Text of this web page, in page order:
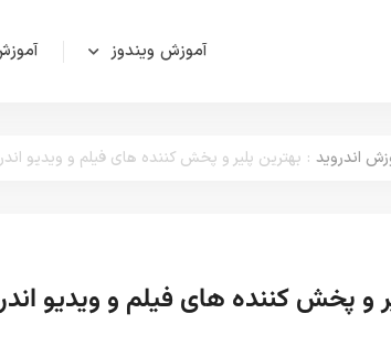
آموزش ویندوز
اندروید : بهترین پلیر و پخش کننده های فیلم و ویدیو اندروید 2024 معرفی
کننده های فیلم و ویدیو اندروید 2024 معرفی